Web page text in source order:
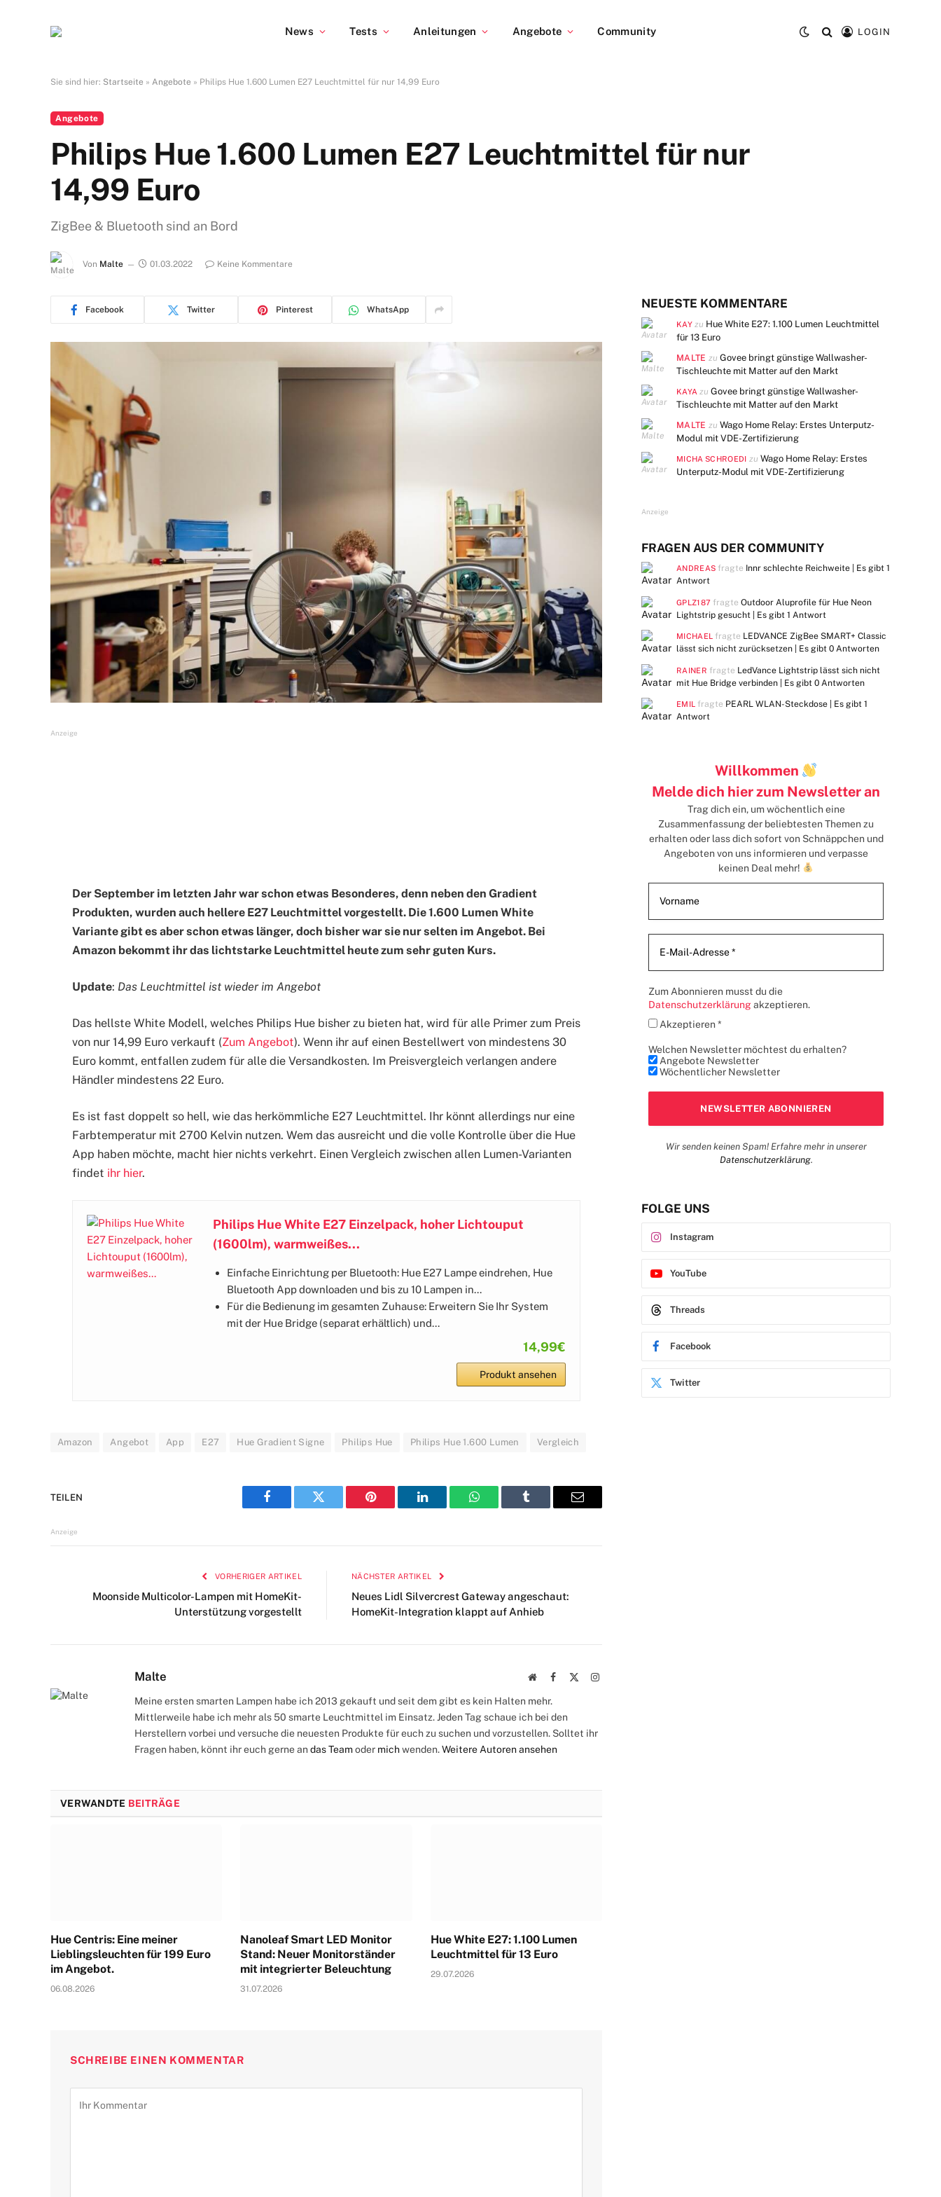
News Tests Anleitungen Angebote Community LOGIN
Sie sind hier: Startseite » Angebote » Philips Hue 1.600 Lumen E27 Leuchtmittel für nur 14,99 Euro
Angebote
Philips Hue 1.600 Lumen E27 Leuchtmittel für nur
14,99 Euro
ZigBee & Bluetooth sind an Bord
Von Malte 01.03.2022 Keine Kommentare
Facebook Twitter Pinterest WhatsApp
Anzeige
Der September im letzten Jahr war schon etwas Besonderes, denn neben den Gradient
Produkten, wurden auch hellere E27 Leuchtmittel vorgestellt. Die 1.600 Lumen White
Variante gibt es aber schon etwas länger, doch bisher war sie nur selten im Angebot. Bei
Amazon bekommt ihr das lichtstarke Leuchtmittel heute zum sehr guten Kurs.
Update: Das Leuchtmittel ist wieder im Angebot
Das hellste White Modell, welches Philips Hue bisher zu bieten hat, wird für alle Primer zum Preis
von nur 14,99 Euro verkauft (Zum Angebot). Wenn ihr auf einen Bestellwert von mindestens 30
Euro kommt, entfallen zudem für alle die Versandkosten. Im Preisvergleich verlangen andere
Händler mindestens 22 Euro.
Es ist fast doppelt so hell, wie das herkömmliche E27 Leuchtmittel. Ihr könnt allerdings nur eine
Farbtemperatur mit 2700 Kelvin nutzen. Wem das ausreicht und die volle Kontrolle über die Hue
App haben möchte, macht hier nichts verkehrt. Einen Vergleich zwischen allen Lumen-Varianten
findet ihr hier.
Philips Hue White E27 Einzelpack, hoher Lichtouput
(1600lm), warmweißes...
Einfache Einrichtung per Bluetooth: Hue E27 Lampe eindrehen, Hue
Bluetooth App downloaden und bis zu 10 Lampen in...
Für die Bedienung im gesamten Zuhause: Erweitern Sie Ihr System
mit der Hue Bridge (separat erhältlich) und...
14,99€
Produkt ansehen
Amazon Angebot App E27 Hue Gradient Signe Philips Hue Philips Hue 1.600 Lumen Vergleich
TEILEN
Facebook Twitter Pinterest LinkedIn WhatsAppTumblr
E-
Anzeige
VORHERIGER ARTIKEL
Moonside Multicolor-Lampen mit HomeKit-
Unterstützung vorgestellt
NÄCHSTER ARTIKEL
Neues Lidl Silvercrest Gateway angeschaut:
HomeKit-Integration klappt auf Anhieb
Malte WebseiteFacebook Instagram
Meine ersten smarten Lampen habe ich 2013 gekauft und seit dem gibt es kein Halten mehr.
Mittlerweile habe ich mehr als 50 smarte Leuchtmittel im Einsatz. Jeden Tag schaue ich bei den
Herstellern vorbei und versuche die neuesten Produkte für euch zu suchen und vorzustellen. Solltet ihr
Fragen haben, könnt ihr euch gerne andas Teamoder michwenden.Weitere Autoren ansehen
VERWANDTE BEITRÄGE
Hue Centris: Eine meiner
Lieblingsleuchten für 199 Euro
im Angebot.
06.08.2026
Nanoleaf Smart LED Monitor
Stand: Neuer Monitorständer
mit integrierter Beleuchtung
31.07.2026
Hue White E27: 1.100 Lumen
Leuchtmittel für 13 Euro
29.07.2026
SCHREIBE EINEN KOMMENTAR
NEUESTE KOMMENTARE
KAY zu Hue White E27: 1.100 Lumen Leuchtmittel
für 13 Euro
MALTE zu Govee bringt günstige Wallwasher-
Tischleuchte mit Matter auf den Markt
KAYA zuGovee bringt günstige Wallwasher-
Tischleuchte mit Matter auf den Markt
MALTE zu Wago Home Relay: Erstes Unterputz-
Modul mit VDE-Zertifizierung
MICHA SCHROEDI zu Wago Home Relay: Erstes
Unterputz-Modul mit VDE-Zertifizierung
Anzeige
FRAGEN AUS DER COMMUNITY
ANDREAS fragte Innr schlechte Reichweite | Es gibt1
Antwort
GPLZ187 fragteOutdoor Aluprofile für Hue Neon
Lightstrip gesucht | Es gibt 1 Antwort
MICHAEL fragte LEDVANCE ZigBee SMART+ Classic
lässt sich nicht zurücksetzen | Es gibt 0 Antworten
RAINER fragte LedVance Lightstrip lässt sich nicht
mit Hue Bridge verbinden | Es gibt 0 Antworten
EMIL fragte PEARL WLAN-Steckdose | Es gibt1
Antwort
Willkommen
Melde dich hier zum Newsletter an
Trag dich ein, um wöchentlich eine
Zusammenfassung der beliebtesten Themen zu
erhaltenoder lass dich sofort von Schnäppchen und
Angeboten von uns informieren und verpasse
keinen Deal mehr!
Zum Abonnieren musst du die
Datenschutzerklärung akzeptieren.
Akzeptieren *
Welchen Newsletter möchtest du erhalten?
Angebote Newsletter
Wöchentlicher Newsletter
Wir senden keinen Spam! Erfahre mehr in unserer
Datenschutzerklärung.
FOLGE UNS
Instagram
YouTube
Threads
Facebook
Twitter